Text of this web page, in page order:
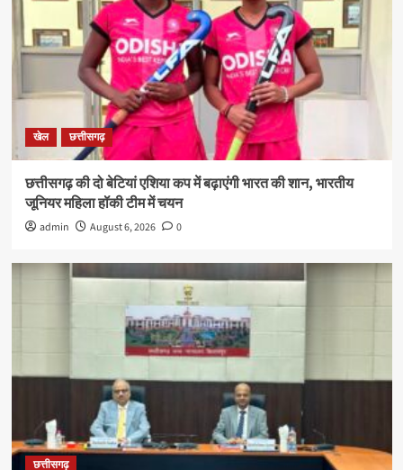
खेल छत्तीसगढ़
छत्तीसगढ़ की दो बेटियां एशिया कप में बढ़ाएंगी भारत की शान, भारतीय
जूनियर महिला हॉकी टीम में चयन
admin August 6, 2026 0
छत्तीसगढ़